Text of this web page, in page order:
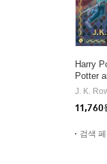
Harry
Potter
of
11,760
검색